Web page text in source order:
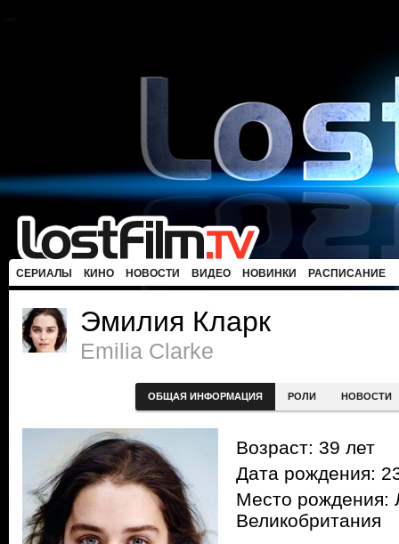
СЕРИАЛЫ КИНО НОВОСТИ ВИДЕО НОВИНКИ РАСПИСАНИЕ
Эмилия Кларк
Emilia Clarke
ОБЩАЯ ИНФОРМАЦИЯ РОЛИ НОВОСТИ
Возраст: 39 лет
Дата рождения:
Место рождения:
Великобритания